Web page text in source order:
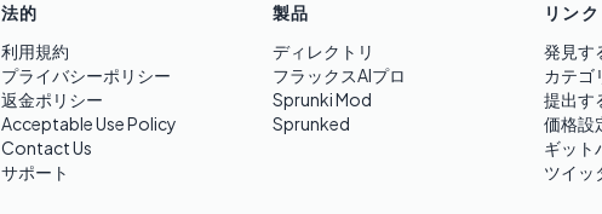
法的
利用規約
プライバシーポリシー
返金ポリシー
Acceptable Use Policy
Contact Us
サポート
製品
ディレクトリ
フラックスAIプロ
Sprunki Mod
Sprunked
リンク
発見す
カテゴ
提出す
価格設
ギット
ツイッ